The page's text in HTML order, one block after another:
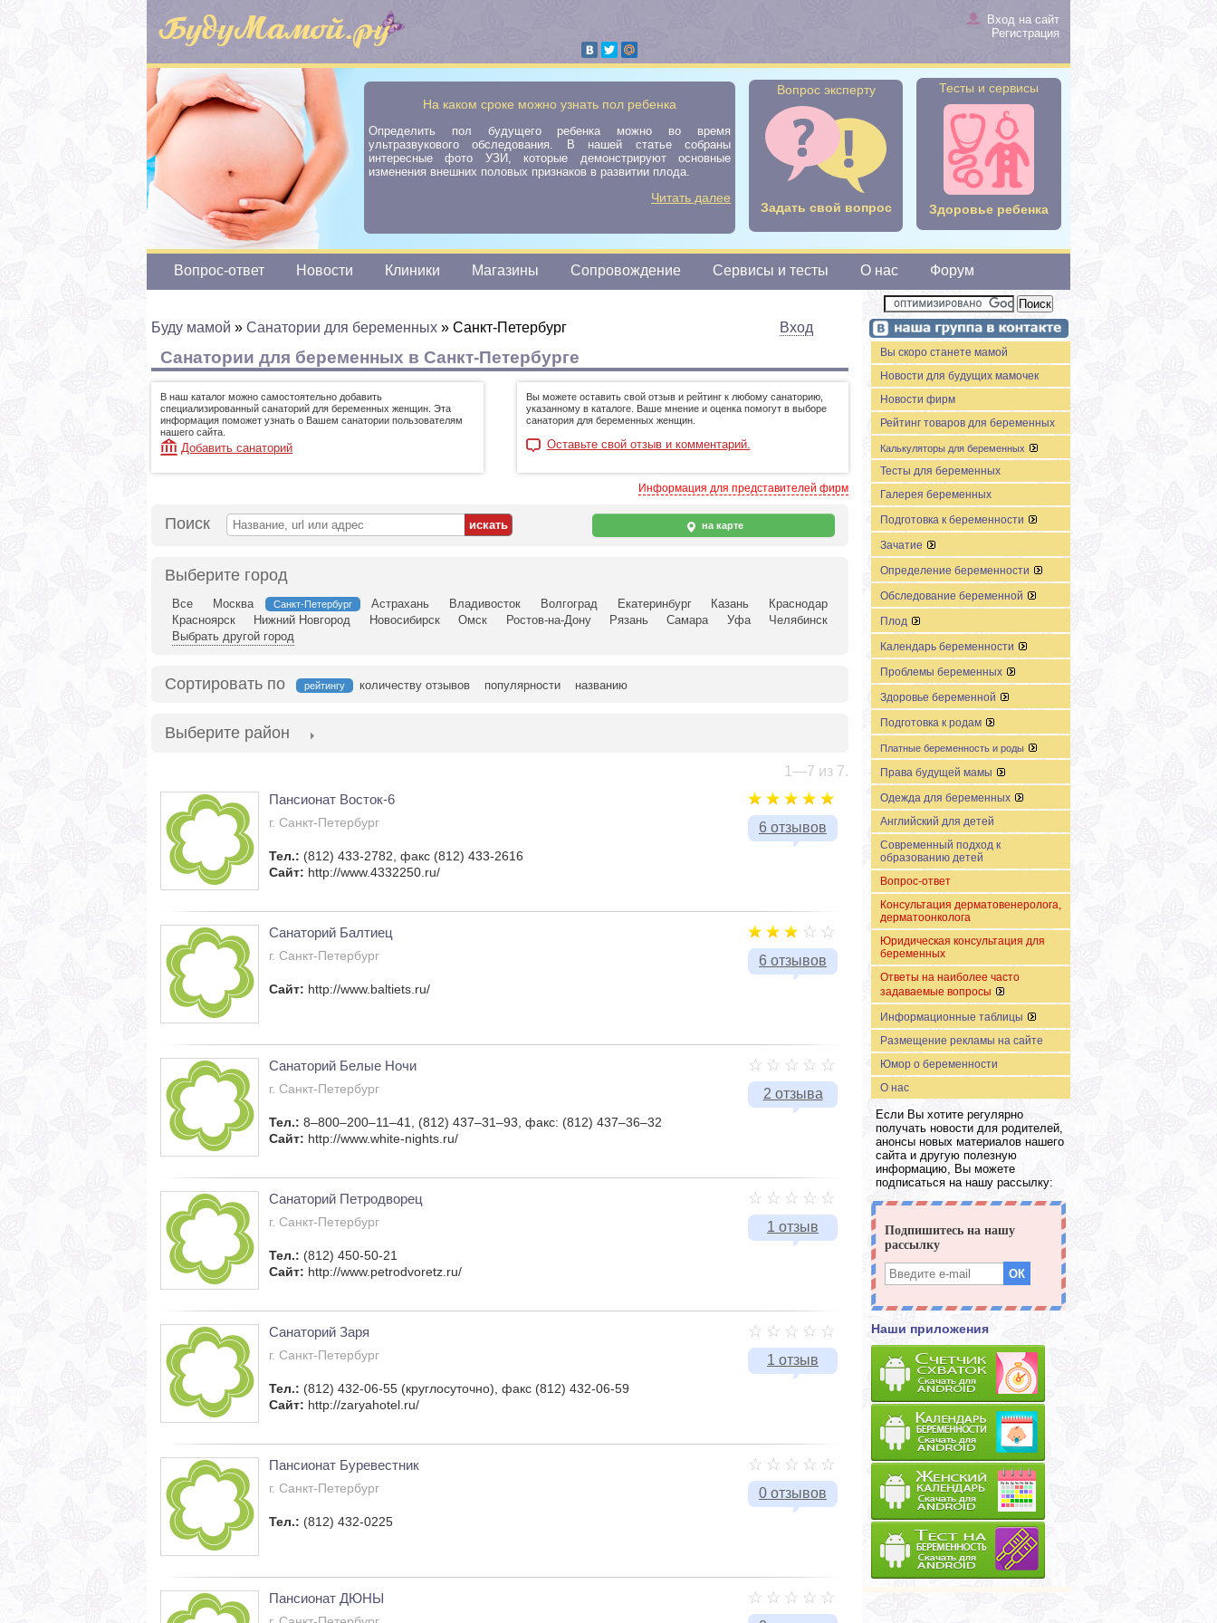
Вход на сайт
Регистрация
На каком сроке можно узнать пол ребенка
Определить пол будущего ребенка можно во время
ультразвукового обследования. В нашей статье собраны
интересные фото УЗИ, которые демонстрируют основные
изменения внешних половых признаков в развитии плода.
Читать далее
Вопрос эксперту
Задать свой вопрос
Тесты и сервисы
Здоровье ребенка
Вопрос-ответ Новости Клиники Магазины Сопровождение Сервисы и тесты О нас Форум
Буду мамой » Санатории для беременных » Санкт-Петербург Вход
Санатории для беременных в Санкт-Петербурге
В наш каталог можно самостоятельно добавить
специализированный санаторий для беременных женщин. Эта
информация поможет узнать о Вашем санатории пользователям
нашего сайта.
Добавить санаторий
Вы можете оставить свой отзыв и рейтинг к любому санаторию,
указанному в каталоге. Ваше мнение и оценка помогут в выборе
санатория для беременных женщин.
Оставьте свой отзыв и комментарий.
Информация для представителей фирм
Поиск на карте
Выберите город
Все Москва Санкт-Петербург Астрахань Владивосток Волгоград Екатеринбург Казань
Краснодар
Красноярск
Нижний Новгород Новосибирск Омск Ростов-на-Дону Рязань Самара Уфа
Челябинск
Выбрать другой город
Сортировать по рейтингу количеству отзывов популярности названию
Выберите район
1—7 из 7.
6 отзывов
Пансионат Восток-6
г. Санкт-Петербург
Тел.: (812) 433-2782, факс (812) 433-2616
Сайт: http://www.4332250.ru/
6 отзывов
Санаторий Балтиец
г. Санкт-Петербург
Сайт: http://www.baltiets.ru/
2 отзыва
Санаторий Белые Ночи
г. Санкт-Петербург
Тел.: 8–800–200–11–41, (812) 437–31–93, факс: (812) 437–36–32
Сайт: http://www.white-nights.ru/
1 отзыв
Санаторий Петродворец
г. Санкт-Петербург
Тел.: (812) 450-50-21
Сайт: http://www.petrodvoretz.ru/
1 отзыв
Санаторий Заря
г. Санкт-Петербург
Тел.: (812) 432-06-55 (круглосуточно), факс (812) 432-06-59
Сайт: http://zaryahotel.ru/
0 отзывов
Пансионат Буревестник
г. Санкт-Петербург
Тел.: (812) 432-0225
Пансионат ДЮНЫ
Вы скоро станете мамой
Новости для будущих мамочек
Новости фирм
Рейтинг товаров для беременных
Калькуляторы для беременных
Тесты для беременных
Галерея беременных
Подготовка к беременности
Зачатие
Определение беременности
Обследование беременной
Плод
Календарь беременности
Проблемы беременных
Здоровье беременной
Подготовка к родам
Платные беременность и роды
Права будущей мамы
Одежда для беременных
Английский для детей
Современный подход к
образованию детей
Вопрос-ответ
Консультация дерматовенеролога,
дерматоонколога
Юридическая консультация для
беременных
Ответы на наиболее часто
задаваемые вопросы
Информационные таблицы
Размещение рекламы на сайте
Юмор о беременности
О нас
Если Вы хотите регулярно
получать новости для родителей,
анонсы новых материалов нашего
сайта и другую полезную
информацию, Вы можете
подписаться на нашу рассылку:
Наши приложения